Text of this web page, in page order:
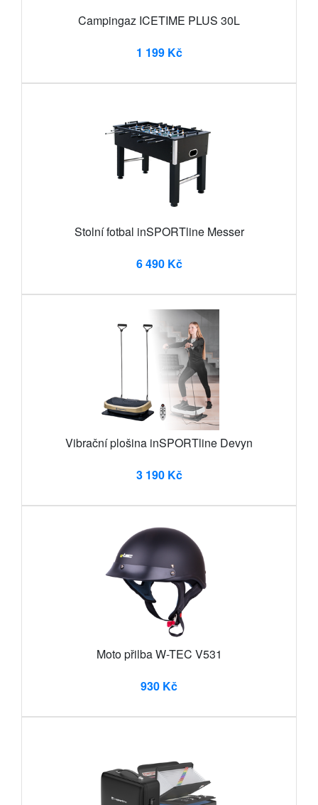
Campingaz ICETIME PLUS 30L
1 199 Kč
Stolní fotbal inSPORTline Messer
6 490 Kč
Vibrační plošina inSPORTline Devyn
3 190 Kč
Moto přilba W-TEC V531
930 Kč